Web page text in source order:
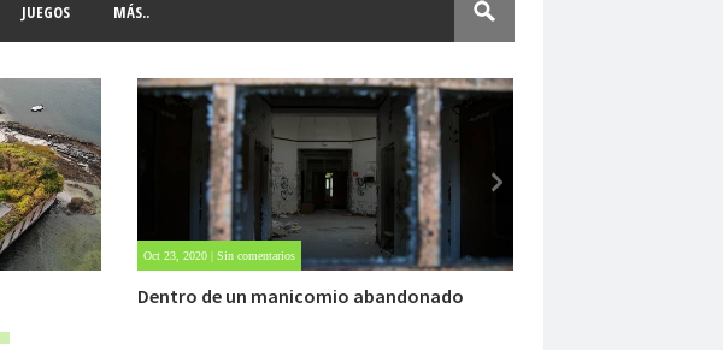
JUEGOS MÁS..
Oct 23, 2020 | Sin comentarios
Dentro de un manicomio abandonado